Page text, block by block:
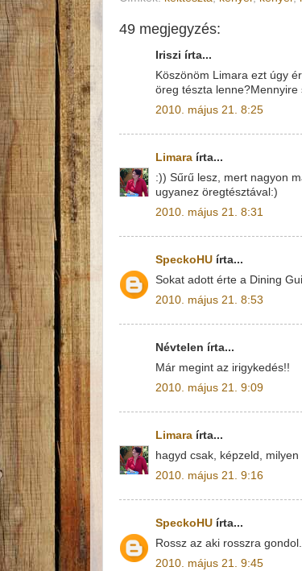
49 megjegyzés:
Iriszi írta...
Köszönöm Limara ezt úgy
öreg tészta lenne?Mennyire
2010. május 21. 8:25
Limara írta...
:)) Sűrű lesz, mert nagyon
ugyanez öregtésztával:)
2010. május 21. 8:31
SpeckoHU írta...
Sokat adott érte a Dining
2010. május 21. 8:53
Névtelen írta...
Már megint az irigykedés!!
2010. május 21. 9:09
Limara írta...
hagyd csak, képzeld, milyen
2010. május 21. 9:16
SpeckoHU írta...
Rossz az aki rosszra gondol.
2010. május 21. 9:45